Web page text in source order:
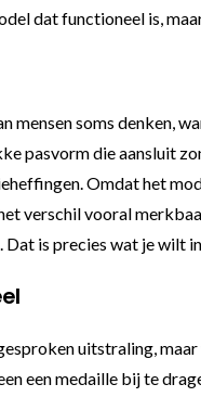
dat functioneel is,
soms denken,
pasvorm die aansluit
Omdat het
verschil vooral
is precies wat je wilt
uitstraling,
een medaille bij te